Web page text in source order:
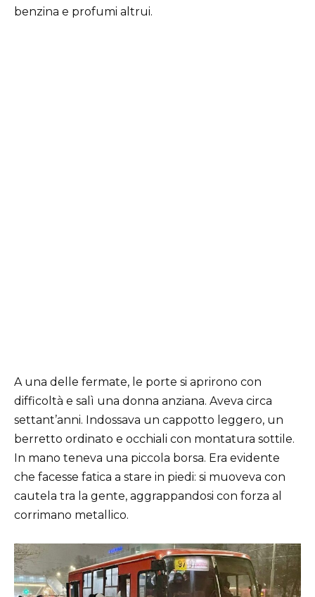
benzina e profumi altrui.
A una delle fermate, le porte si aprirono con
difficoltà e salì una donna anziana. Aveva circa
settant’anni. Indossava un cappotto leggero, un
berretto ordinato e occhiali con montatura sottile.
In mano teneva una piccola borsa. Era evidente
che facesse fatica a stare in piedi: si muoveva con
cautela tra la gente, aggrappandosi con forza al
corrimano metallico.